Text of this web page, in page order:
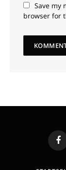
Save my
browser for